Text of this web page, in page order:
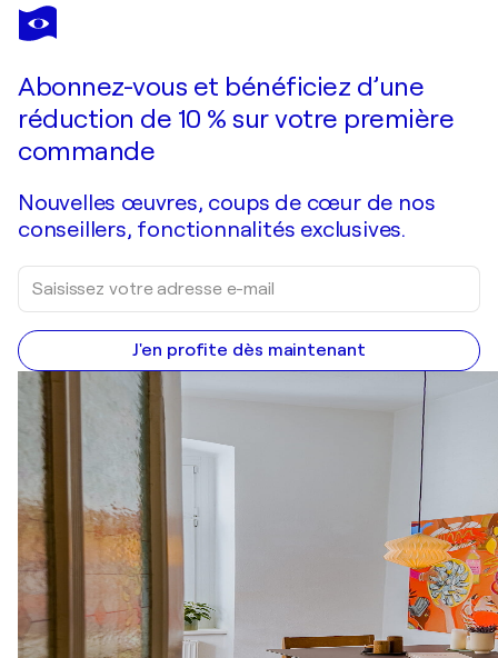
ANGELO MARZULLO
Trauer
Abonnez-vous et bénéficiez d’une
réduction de 10 % sur votre première
commande
Nouvelles œuvres, coups de cœur de nos
conseillers, fonctionnalités exclusives.
J'en profite dès maintenant